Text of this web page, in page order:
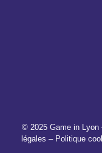
© 2025 Game in Lyon
légales – Politique